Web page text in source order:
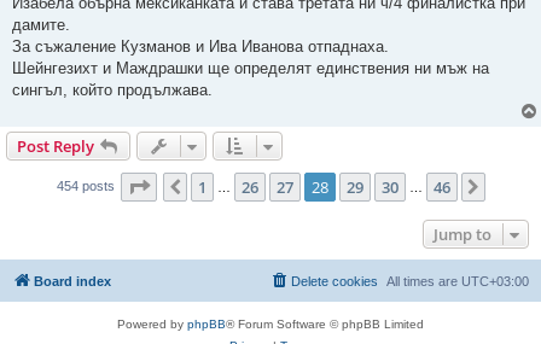
дамите.
За съжаление Кузманов и Ива Иванова отпаднаха.
Шейнгезихт и Маждрашки ще определят единствения ни мъж на
сингъл, който продължава.
Post Reply
454 posts Page 28 of 46
Previous
1 26 27 28 29 30 46
Jump to
Board index All times are UTC+03:00
Delete cookies
Powered by phpBB® Forum Software © phpBB Limited